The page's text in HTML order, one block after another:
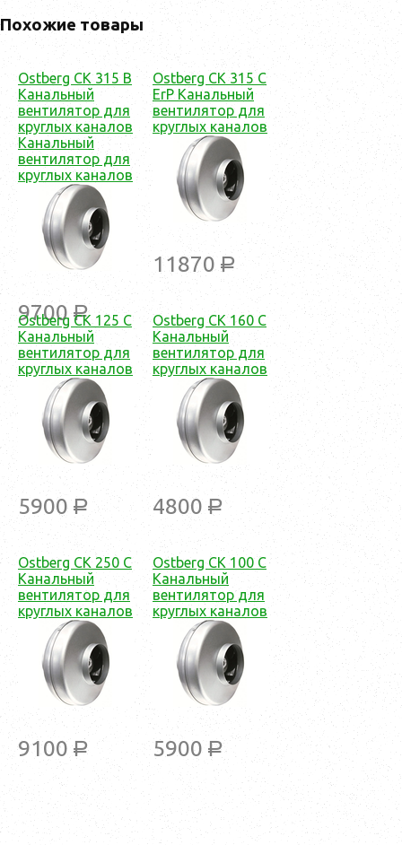
Похожие товары
Ostberg CK 315 B
Канальный
вентилятор для
круглых каналов
Канальный
вентилятор для
круглых каналов
9700 a
Ostberg CK 315 C
ErP Канальный
вентилятор для
круглых каналов
11870 a
Ostberg CK 125 C
Канальный
вентилятор для
круглых каналов
5900 a
Ostberg CK 160 C
Канальный
вентилятор для
круглых каналов
4800 a
Ostberg CK 250 C
Канальный
вентилятор для
круглых каналов
9100 a
Ostberg CK 100 С
Канальный
вентилятор для
круглых каналов
5900 a